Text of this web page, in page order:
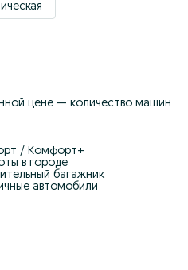
цене — количество машин
/ Комфорт+
в городе
багажник
автомобили